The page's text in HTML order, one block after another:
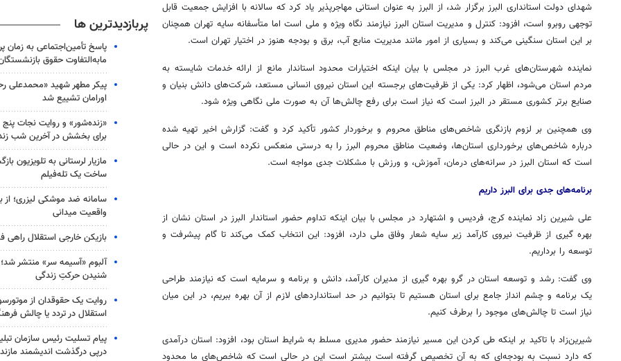
شهدای دولت استانداری البرز برگزار شد، از البرز به عنوان استانی مهاجرپذیر یاد کرد که سالانه با افزایش جمعیت قابل
توجهی روبرو است، افزود: کنترل و مدیریت استان البرز نیازمند نگاه ویژه و ملی است اما متأسفانه سایه تهران همچنان
بر این استان سنگینی می‌کند و بسیاری از امور مانند مدیریت منابع آب، برق و بودجه هنوز در اختیار تهران است.
نماینده شهرستان‌های غرب البرز در مجلس با بیان اینکه اختیارات محدود استاندار مانع از ارائه خدمات شایسته به
مردم استان می‌شود، اظهار کرد: یکی از ظرفیت‌های برجسته این استان نیروی انسانی مستعد، شرکت‌های دانش بنیان و
صنایع برتر کشوری مستقر در البرز است که نیاز است برای رفع چالش‌ها آن به صورت ملی نگاهی ویژه شود.
وی همچنین بر لزوم بازنگری شاخص‌های مناطق محروم و برخوردار کشور تأکید کرد و گفت: گزارش اخیر تهیه شده
درباره شاخص‌های برخورداری استان‌ها، وضعیت مناطق محروم البرز را به درستی منعکس نکرده است و این در حالی
است که استان البرز در سرانه‌های درمان، آموزش، و ورزش با مشکلات جدی مواجه است.
برنامه‌های جدی برای البرز داریم
علی شیرین زاد نماینده کرج، فردیس و اشتهارد در مجلس با بیان اینکه تداوم حضور استاندار البرز در استان نشان از
بهرهگیری از ظرفیت نیروی کارآمد زیر سایه شعار وفاق ملی دارد، افزود: این انتخاب کمک می‌کند تا گام پیشرفت و
توسعه را برداریم.
وی گفت: رشد و توسعه استان در گرو بهرهگیری از مدیران کارآمد، دانش و برنامه و سرمایه است که نیازمند طراحی
یک برنامه و چشم اندازجامع برای استان هستیم تا بتوانیم در حد استانداردهای لازم از آن بهره ببریم، در این میان
نیاز است تا چالش‌های موجود را برطرف کنیم.
شیرین‌زاد با تاکید بر اینکه طی کردن این مسیر نیازمند حضور مدیری مسلط به شرایط استان بود، افزود: استان درآمدی
که دارد نسبت به بودجه‌ای که به آن تخصیص گرفته است بیشتر است این در حالی است که شاخص‌های ما محدود
پربازدیدترین ها
پاسخ تأمین‌اجتماعی به زمان
مابه‌التفاوت حقوق
پیکر مطهر شهید «محمدعلی
اورامان تشییع شد
«زنده‌شور» و روایت نجات
برای بخشش در آخرین شب
مازیار لرستانی به تلویزیون
ساخت یک تله‌فیلم
سامانه ضد موشکی لیزری؛ از
واقعیت میدانی
بازیکن خارجی استقلال راهی
آلبوم «آسیمه سر» منتشر
شنیدن حرکتِ زندگی
روایت یک حقوقدان از
استقلال در تردد یا چالش
پیام تسلیت رئیس سازمان
درپی درگذشت اندیشمند